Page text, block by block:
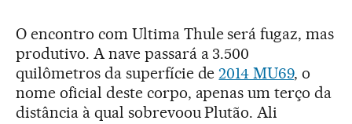
O encontro com Ultima Thule será fugaz, mas
produtivo. A nave passará a 3.500
quilômetros da superfície de2014 MU69, o
nome oficial deste corpo, apenas um terço da
distância à qual sobrevoou Plutão. Ali